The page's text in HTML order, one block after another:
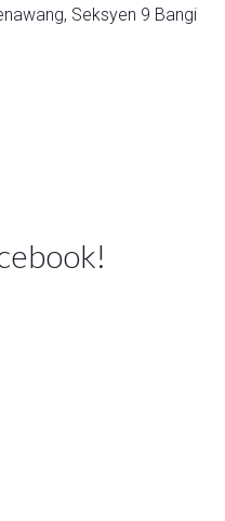
Seksyen 9 Bangi